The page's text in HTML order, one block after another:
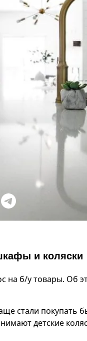
и коляски
на б/у товары. Об
стали покупать
детские